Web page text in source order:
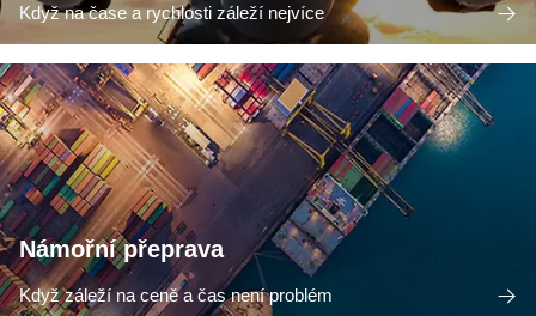
Když na čase a rychlosti záleží nejvíce
Námořní přeprava
Když záleží na ceně a čas není problém